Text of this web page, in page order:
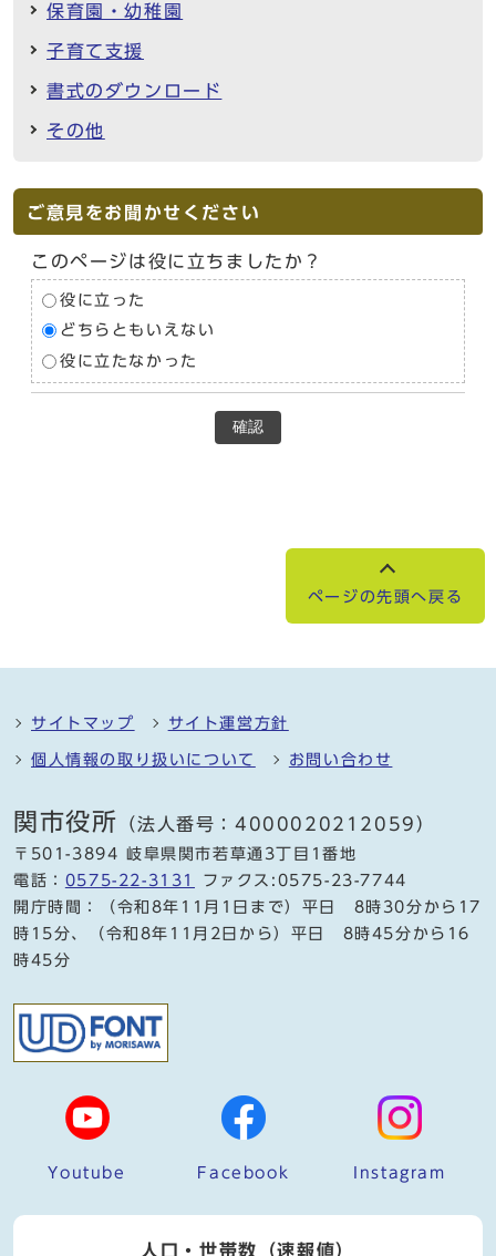
保育園・幼稚園
子育て支援
書式のダウンロード
その他
ご意見をお聞かせください
このページは役に立ちましたか？
役に立った
どちらともいえない
役に立たなかった
確認
ページの先頭へ戻る
サイトマップ サイト運営方針
個人情報の取り扱いについて お問い合わせ
関市役所 （法人番号：4000020212059）
〒501-3894 岐阜県関市若草通3丁目1番地
電話： 0575-22-3131
ファクス:0575-23-7744
開庁時間：（令和8年11月1日まで）平日 8時30分から17
時15分、（令和8年11月2日から）平日 8時45分から16
時45分
Youtube Facebook Instagram
人口・世帯数（速報値）